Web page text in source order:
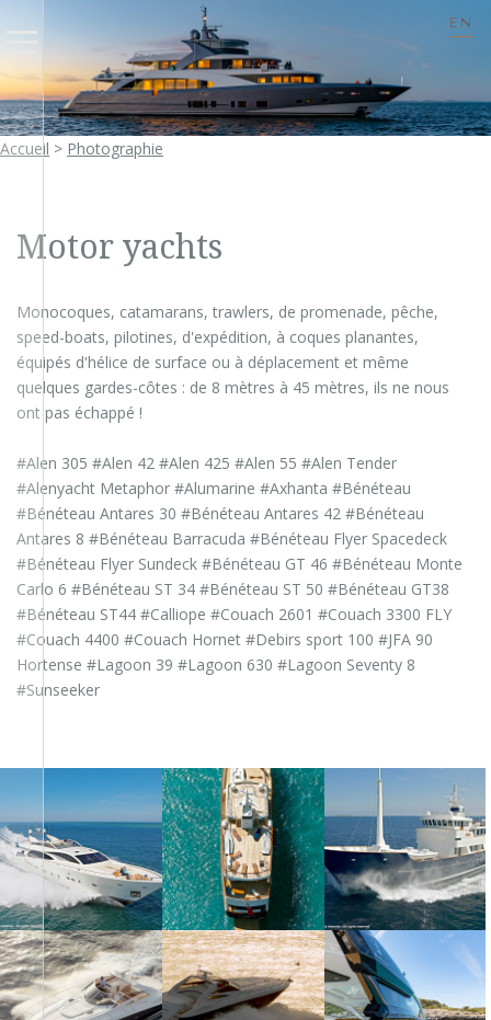
EN
Accueil > Photographie
Motor yachts
Monocoques, catamarans, trawlers, de promenade, pêche,
speed-boats, pilotines, d'expédition, à coques planantes,
équipés d'hélice de surface ou à déplacement et même
quelques gardes-côtes : de 8 mètres à 45 mètres, ils ne nous
ont pas échappé !
#Alen 305 #Alen 42 #Alen 425 #Alen 55 #Alen Tender
#Alenyacht Metaphor #Alumarine #Axhanta #Bénéteau
#Bénéteau Antares 30 #Bénéteau Antares 42 #Bénéteau
Antares 8 #Bénéteau Barracuda #Bénéteau Flyer Spacedeck
#Bénéteau Flyer Sundeck #Bénéteau GT 46 #Bénéteau Monte
Carlo 6 #Bénéteau ST 34 #Bénéteau ST 50 #Bénéteau GT38
#Bénéteau ST44 #Calliope #Couach 2601 #Couach 3300 FLY
#Couach 4400 #Couach Hornet #Debirs sport 100 #JFA 90
Hortense #Lagoon 39 #Lagoon 630 #Lagoon Seventy 8
#Sunseeker